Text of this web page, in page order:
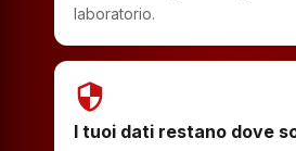
laboratorio.
security
I tuoi dati restano dove